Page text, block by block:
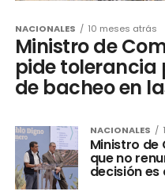
NACIONALES 10 meses atrás
Ministro de
pide tolerancia
de bacheo en
NACIONALES
Ministro
que no
decisión es